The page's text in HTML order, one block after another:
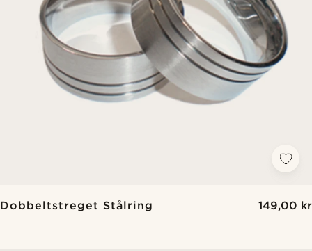
Dobbeltstreget Stålring 149,00 kr